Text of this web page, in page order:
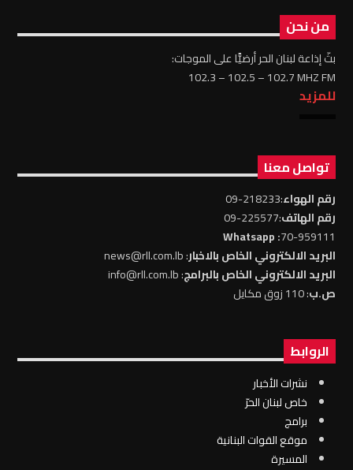
من نحن
بثّ إذاعة لبنان الحر أرضيًّا على الموجات:
102.3 – 102.5 – 102.7 MHZ FM
للمزيد
تواصل معنا
رقم الهواء:218233-09
رقم الهاتف:225577-09
70-959111
: Whatsapp
البريد الالكتروني الخاص بالاخبار: news@rll.com.lb
البريد الالكتروني الخاص بالبرامج: info@rll.com.lb
ص.ب: 110 زوق مكايل
الروابط
نشرات الأخبار
خاص لبنان الحرّ
برامج
موقع القوات البنانية
المسيرة